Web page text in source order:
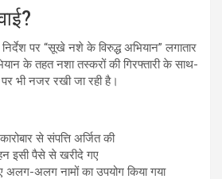
पर “सूखे नशे के विरुद्ध अभियान” लगातार
के तहत नशा तस्करों की गिरफ्तारी के साथ-
भी नजर रखी जा रही है।
से संपत्ति अर्जित की
इसी पैसे से खरीदे गए
अलग-अलग नामों का उपयोग किया गया